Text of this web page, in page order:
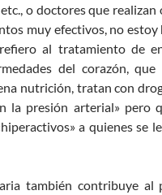
o doctores que realizan
muy efectivos, no estoy
al tratamiento de
del corazón,
nutrición, tratan con
la presión arterial» pero
a quienes se
también contribuye al